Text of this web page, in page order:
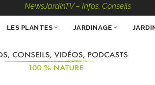
NewsJardinTV – Infos, Conseils, Vidéos,
LES PLANTES JARDINAGE